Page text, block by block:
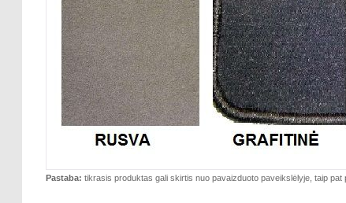
Pastaba: tikrasis produktas gali skirtis nuo pavaizduoto paveikslėlyje, taip